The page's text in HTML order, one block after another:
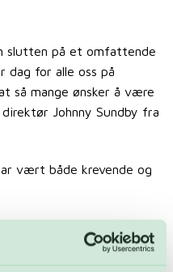
slutten på et omfattende
for alle oss på
så mange ønsker å være
Johnny Sundby fra
vært både krevende og
innbyggerne i Fredrikstad
anlegget.